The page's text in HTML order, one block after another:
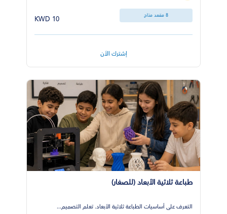
8 مقعد متاح 10 KWD
إشترك الأن
طباعة ثلاثية الأبعاد (للصغار)
التعرف على أساسيات الطباعة ثلاثية الأبعاد. تعلم التصميم...